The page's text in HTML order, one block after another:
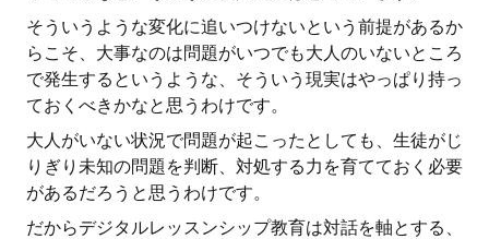
そういうような変化に追いつけないという前提があるか
らこそ、大事なのは問題がいつでも大人のいないところ
で発生するというような、そういう現実はやっぱり持っ
ておくべきかなと思うわけです。
大人がいない状況で問題が起こったとしても、生徒がじ
りぎり未知の問題を判断、対処する力を育てておく必要
があるだろうと思うわけです。
だからデジタルレッスンシップ教育は対話を軸とする、